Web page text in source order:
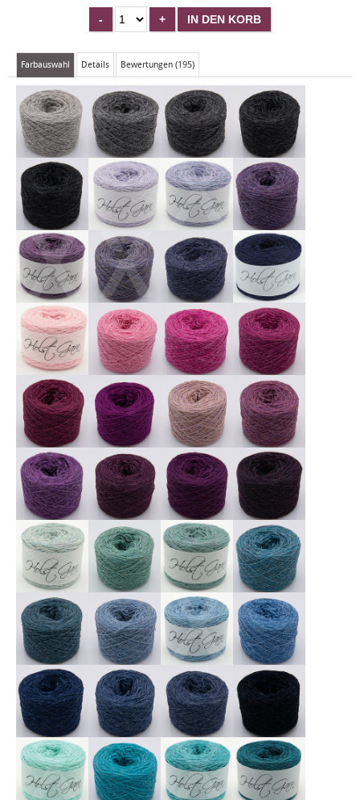
Farbauswahl Details Bewertungen (195)
X
X X
X
X
X